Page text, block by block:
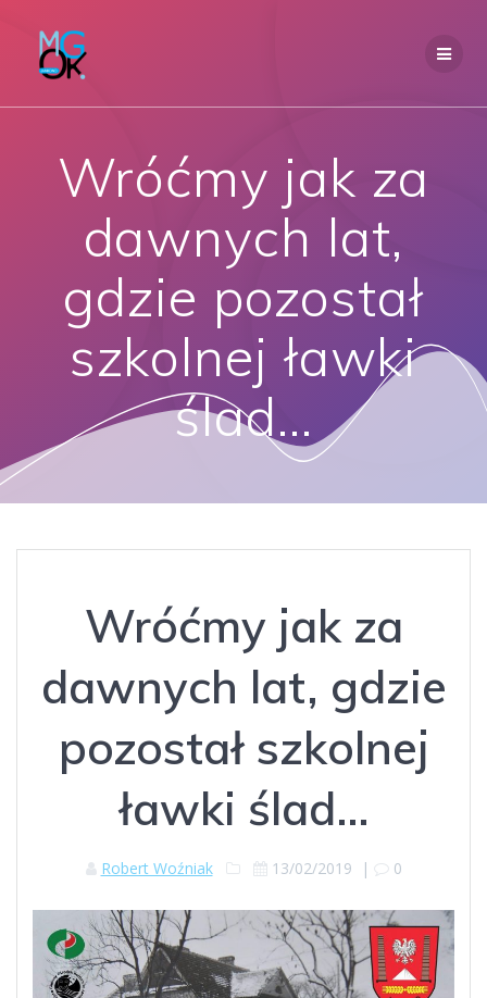
Wróćmy jak za
dawnych lat,
gdzie pozostał
szkolnej ławki
ślad…
Wróćmy jak za
dawnych lat, gdzie
pozostał szkolnej
ławki ślad…
Robert Woźniak 13/02/2019 | 0